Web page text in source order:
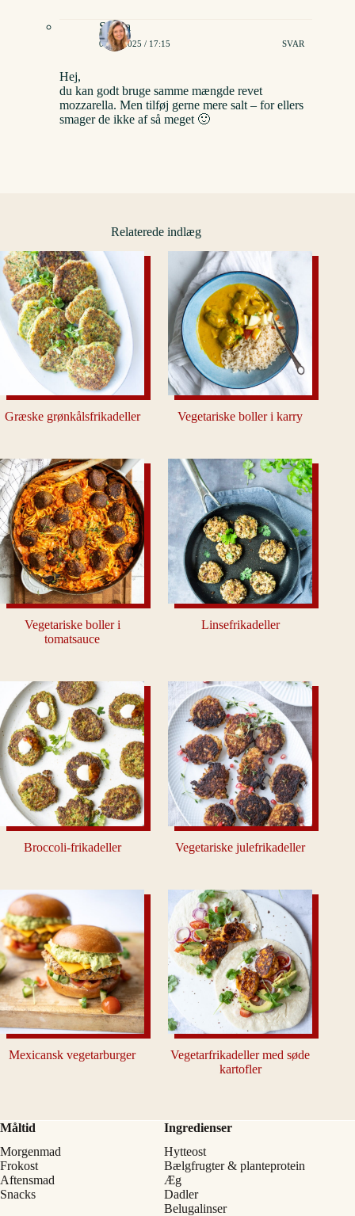
Stinna
03/05/2025 / 17:15 SVAR
Hej,
du kan godt bruge samme mængde revet
mozzarella. Men tilføj gerne mere salt – for ellers
smager de ikke af så meget 🙂
Relaterede indlæg
Græske grønkålsfrikadeller Vegetariske boller i karry
Vegetariske boller i
tomatsauce
Linsefrikadeller
Broccoli-frikadeller Vegetariske julefrikadeller
Mexicansk vegetarburger
Vegetarfrikadeller med søde
kartofler
Måltid
Morgenmad
Frokost
Aftensmad
Snacks
Ingredienser
Hytteost
Bælgfrugter & planteprotein
Æg
Dadler
Belugalinser